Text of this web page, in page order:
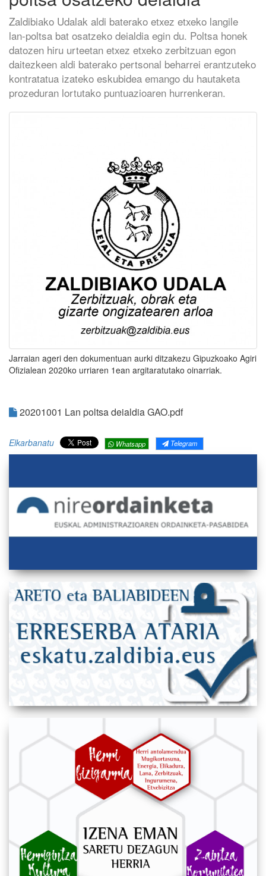
Zaldibiako Udalak aldi baterako etxez etxeko langile
lan-poltsa bat osatzeko deialdia egin du. Poltsa honek
datozen hiru urteetan etxez etxeko zerbitzuan egon
daitezkeen aldi baterako pertsonal beharrei erantzuteko
kontratatua izateko eskubidea emango du hautaketa
prozeduran lortutako puntuazioaren hurrenkeran.
Jarraian ageri den dokumentuan aurki ditzakezu Gipuzkoako Agiri
Ofizialean 2020ko urriaren 1ean argitaratutako oinarriak.
20201001 Lan poltsa deialdia GAO.pdf
Elkarbanatu Whatsapp Telegram